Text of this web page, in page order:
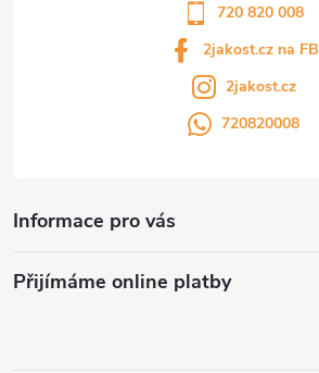
720 820 008
2jakost.cz na FB
2jakost.cz
720820008
Informace pro vás
Přijímáme online platby